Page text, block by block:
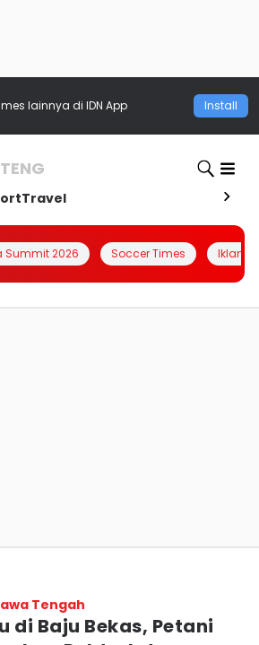
lainnya di IDN App Install
Travel
Summit 2026 Soccer Times Iklanin
Tengah
di Baju Bekas, Petani